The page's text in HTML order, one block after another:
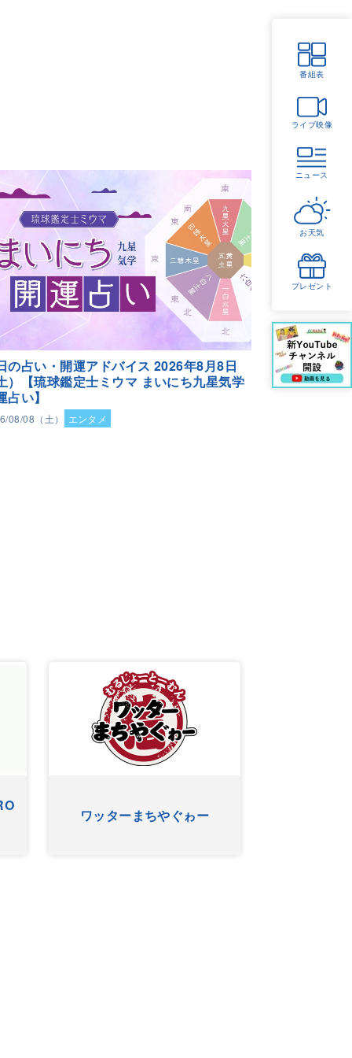
番組表
ライブ映像
ニュース
お天気
プレゼント
の占い・開運アドバイス 2026年8月8日
）【琉球鑑定士ミウマ まいにち九星気学
占い】
08/08（土） エンタメ
ワッターまちやぐゎー